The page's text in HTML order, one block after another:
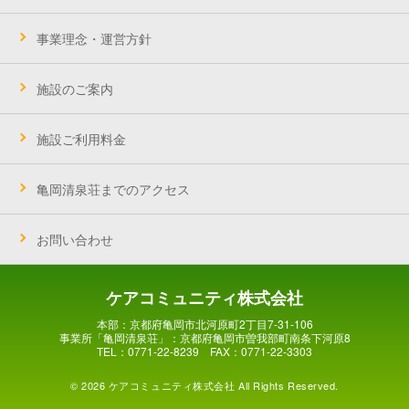
事業理念・運営方針
施設のご案内
施設ご利用料金
亀岡清泉荘までのアクセス
お問い合わせ
ケアコミュニティ株式会社
本部：京都府亀岡市北河原町2丁目7-31-106
事業所「亀岡清泉荘」：京都府亀岡市曽我部町南条下河原8
TEL：0771-22-8239 FAX：0771-22-3303
© 2026 ケアコミュニティ株式会社 All Rights Reserved.